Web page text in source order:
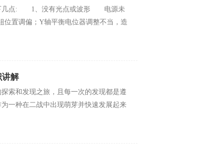
: 1、没有光点或波形 电源未
置调偏；Y轴平衡电位器调整不当，造
讲解
发现之旅，且每一次的发现都是遵
为一种在二战中出现萌芽并快速发展起来